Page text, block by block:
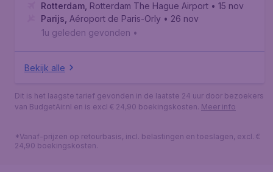
Rotterdam Rotterdam The Hague Airport • 15 nov
Parijs Aéroport de Paris-Orly • 26 nov
1u geleden gevonden •
Bekijk alle
Dit is het laagste tarief gevonden in de laatste 24 uur door bezoekers
van BudgetAir.nl en is excl € 24,90 boekingskosten. Meer info
*Vanaf-prijzen op retourbasis, incl. belastingen en toeslagen, excl. €
24,90 boekingskosten.